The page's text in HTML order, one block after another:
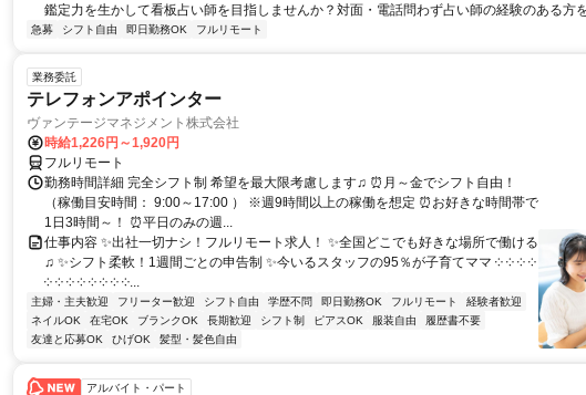
鑑定力を生かして看板占い師を目指しませんか？対面・電話問わず占い師の経験のある方
急募 シフト自由 即日勤務OK フルリモート
業務委託
テレフォンアポインター
ヴァンテージマネジメント株式会社
時給1,226円～1,920円
フルリモート
勤務時間詳細 完全シフト制 希望を最大限考慮します♫ ⏰月～金でシフト自由！
（稼働目安時間： 9:00～17:00 ） ※週9時間以上の稼働を想定 ⏰お好きな時間帯で
1日3時間～！ ⏰平日のみの週...
仕事内容 ✨出社一切ナシ！フルリモート求人！ ✨全国どこでも好きな場所で働ける
♫ ✨シフト柔軟！1週間ごとの申告制 ✨今いるスタッフの95％が子育てママ ༶ ༶ ༶ ༶
༶ ༶ ༶ ༶ ༶ ༶ ༶ ༶...
主婦・主夫歓迎 フリーター歓迎 シフト自由 学歴不問 即日勤務OK フルリモート
経験者歓迎
ネイルOK
在宅OK ブランクOK 長期歓迎 シフト制 ピアスOK 服装自由
履歴書不要
友達と応募OK
ひげOK 髪型・髪色自由
アルバイト・パート